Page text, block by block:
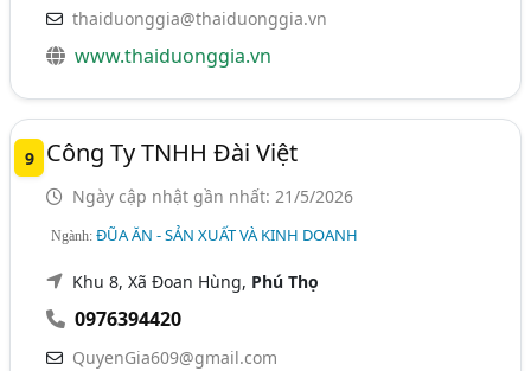
thaiduonggia@thaiduonggia.vn
www.thaiduonggia.vn
9 Công Ty TNHH Đài Việt
Ngày cập nhật gần nhất: 21/5/2026
Ngành:ĐŨA ĂN - SẢN XUẤT VÀ KINH DOANH
Khu 8, Xã Đoan Hùng, Phú Thọ
0976394420
QuyenGia609@gmail.com